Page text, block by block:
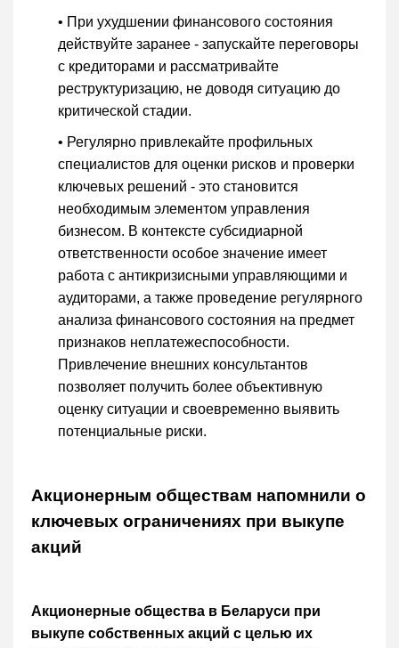
• При ухудшении финансового состояния
действуйте заранее - запускайте переговоры
с кредиторами и рассматривайте
реструктуризацию, не доводя ситуацию до
критической стадии.
• Регулярно привлекайте профильных
специалистов для оценки рисков и проверки
ключевых решений - это становится
необходимым элементом управления
бизнесом. В контексте субсидиарной
ответственности особое значение имеет
работа с антикризисными управляющими и
аудиторами, а также проведение регулярного
анализа финансового состояния на предмет
признаков неплатежеспособности.
Привлечение внешних консультантов
позволяет получить более объективную
оценку ситуации и своевременно выявить
потенциальные риски.
Акционерным обществам напомнили о
ключевых ограничениях при выкупе
акций
Акционерные общества в Беларуси при
выкупе собственных акций с целью их